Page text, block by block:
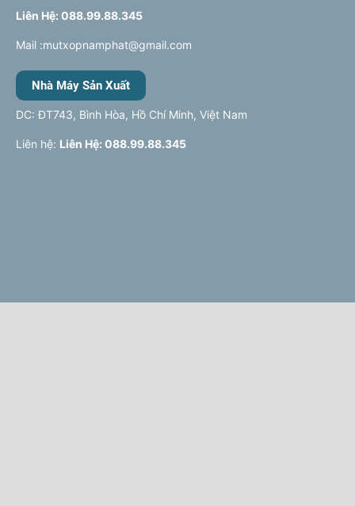
Liên Hệ: 088.99.88.345
Mail :mutxopnamphat@gmail.com
Nhà Máy Sản Xuất
DC: ĐT743, Bình Hòa, Hồ Chí Minh, Việt Nam
Liên hệ: Liên Hệ: 088.99.88.345